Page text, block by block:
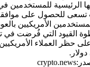
الرئيسية للمستخدمين في
تسعى للحصول على
الأمريكيين
حظر العملاء
:
crypto.news